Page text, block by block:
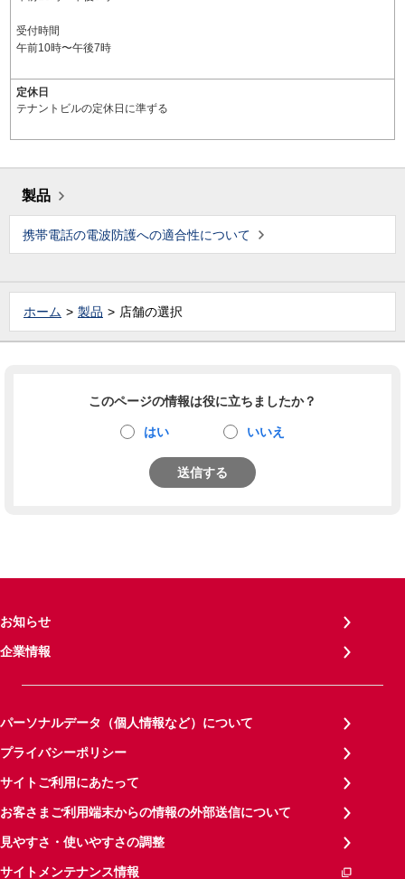
受付時間
午前10時〜午後7時
定休日
テナントビルの定休日に準ずる
製品
携帯電話の電波防護への適合性について
ホーム 製品 店舗の選択
このページの情報は役に立ちましたか？
はい いいえ
送信する
お知らせ
企業情報
パーソナルデータ（個人情報など）について
プライバシーポリシー
サイトご利用にあたって
お客さまご利用端末からの情報の外部送信について
見やすさ・使いやすさの調整
サイトメンテナンス情報